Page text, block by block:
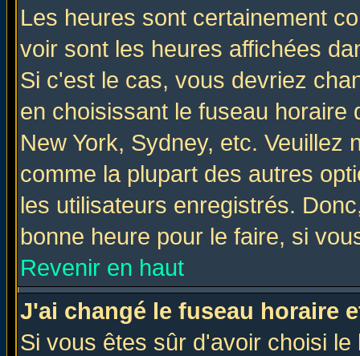
Les heures sont certainement
voir sont les heures affichées
Si c'est le cas, vous devriez
en choisissant le fuseau
New York, Sydney, etc. Veuillez
comme la plupart des autres
les utilisateurs enregistrés.
bonne heure pour le faire, si
Revenir en haut
J'ai changé le fuseau horaire
Si vous êtes sûr d'avoir choisi